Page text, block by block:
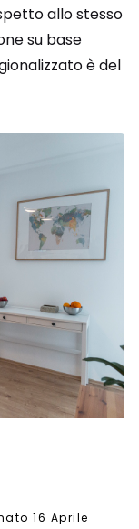
allo stesso
su base
è del
16 Aprile